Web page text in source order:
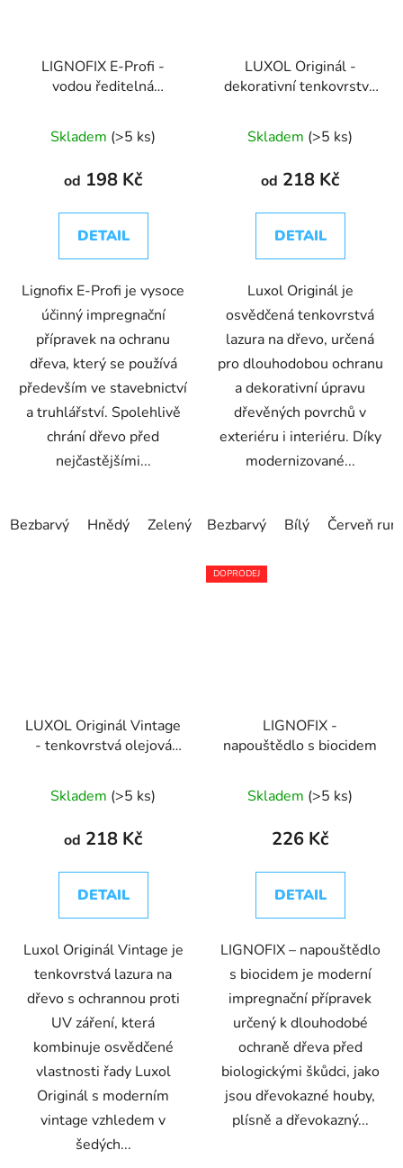
LIGNOFIX E-Profi -
vodou ředitelná
dřevo
Skladem (>5 ks)
od 198 Kč
DETAIL
Lignofix E-Profi je vysoce
účinný impregnační
přípravek na ochranu
dřeva, který se používá
především ve stavebnictví
a truhlářství. Spolehlivě
chrání dřevo před
nejčastějšími...
Bezbarvý Hnědý Zelený
LUXOL Originál -
dekorativní tenkovrstvá
Skladem (>5 ks)
od 218 Kč
DETAIL
Luxol Originál je
osvědčená tenkovrstvá
lazura na dřevo, určená
pro dlouhodobou ochranu
a dekorativní úpravu
dřevěných povrchů v
exteriéru i interiéru. Díky
modernizované...
Bezbarvý Bílý Červeň
LUXOL Originál Vintage
- tenkovrstvá olejová
Skladem (>5 ks)
od 218 Kč
DETAIL
Luxol Originál Vintage je
tenkovrstvá lazura na
dřevo s ochrannou proti
UV záření, která
kombinuje osvědčené
vlastnosti řady Luxol
Originál s moderním
vintage vzhledem v
šedých...
DOPRODEJ
LIGNOFIX -
napouštědlo s biocidem
Skladem (>5 ks)
226 Kč
DETAIL
LIGNOFIX – napouštědlo
s biocidem je moderní
impregnační přípravek
určený k dlouhodobé
ochraně dřeva před
biologickými škůdci, jako
jsou dřevokazné houby,
plísně a dřevokazný...